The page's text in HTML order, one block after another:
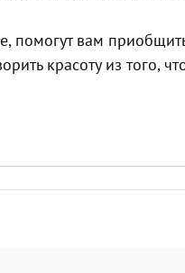
помогут вам
красоту из того,